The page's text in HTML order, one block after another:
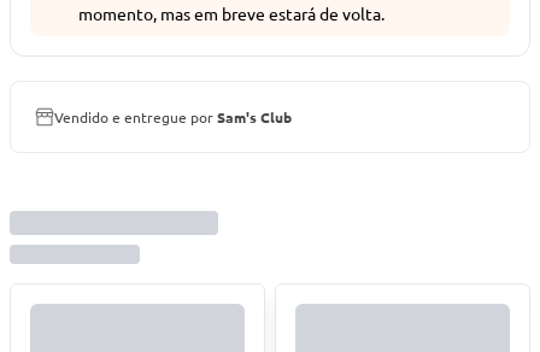
momento, mas em breve estará de volta.
Vendido e entregue porSam's Club